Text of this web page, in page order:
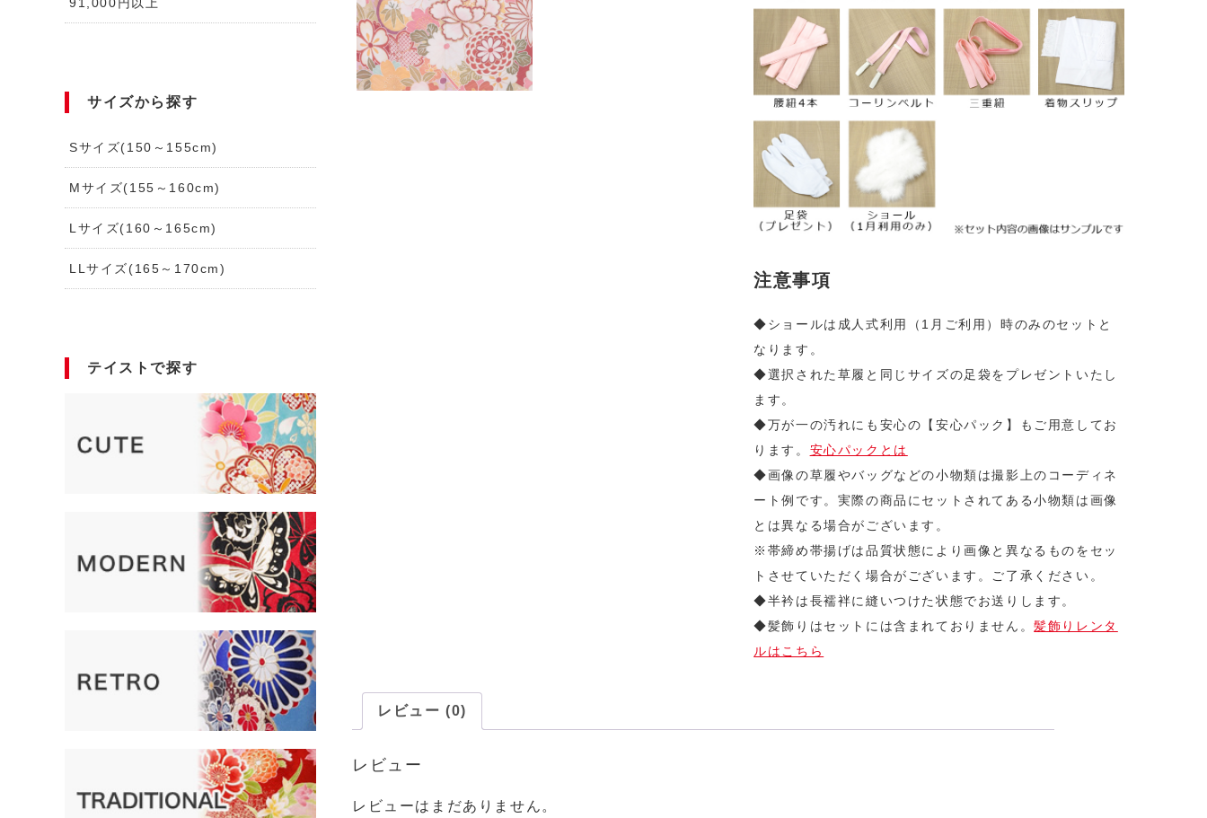
サイズから探す
Sサイズ(150～155cm)
Mサイズ(155～160cm)
Lサイズ(160～165cm)
LLサイズ(165～170cm)
テイストで探す
注意事項
◆ショールは成人式利用（1月ご利用）時のみのセットと
なります。
◆選択された草履と同じサイズの足袋をプレゼントいたし
ます。
◆万が一の汚れにも安心の【安心パック】もご用意してお
ります。 安心パックとは
◆画像の草履やバッグなどの小物類は撮影上のコーディネ
ート例です。実際の商品にセットされてある小物類は画像
とは異なる場合がございます。
※帯締め帯揚げは品質状態により画像と異なるものをセッ
トさせていただく場合がございます。ご了承ください。
◆半衿は長襦袢に縫いつけた状態でお送りします。
◆髪飾りはセットには含まれておりません。髪飾りレンタ
ルはこちら
レビュー (0)
レビュー
レビューはまだありません。